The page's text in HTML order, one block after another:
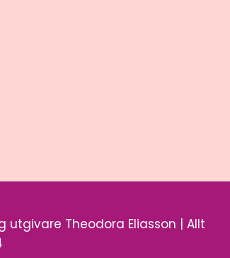
utgivare Theodora Eliasson | Allt